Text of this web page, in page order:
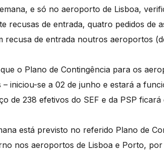
e só no aeroporto de Lisboa,
recusas de entrada, quatro pedidos de
recusa de entrada noutros aeroportos
o Plano de Contingência para os
– iniciou-se a 02 de junho e estará a
de 238 efetivos do SEF e da PSP
está previsto no referido Plano de
nos aeroportos de Lisboa e Porto,